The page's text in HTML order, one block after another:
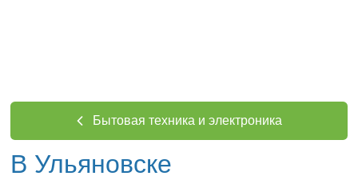
Бытовая техника и электроника
В Ульяновске